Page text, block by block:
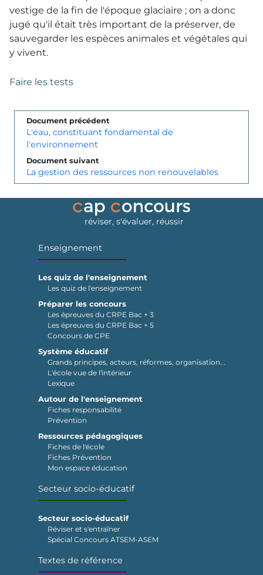
vestige de la fin de l'époque glaciaire ; on a donc
jugé qu'il était très important de la préserver, de
sauvegarder les espèces animales et végétales qui
y vivent.
Faire les tests
Document précédent
L'eau, constituant fondamental de
l'environnement
Document suivant
La gestion des ressources non renouvelables
réviser, s'évaluer, réussir
Enseignement
Les quiz de l'enseignement
Les quiz de l'enseignement
Préparer les concours
Les épreuves du CRPE Bac + 3
Les épreuves du CRPE Bac + 5
Concours de CPE
Système éducatif
Grands principes, acteurs, réformes, organisation...
L'école vue de l'intérieur
Lexique
Autour de l'enseignement
Fiches responsabilité
Prévention
Ressources pédagogiques
Fiches de l'école
Fiches Prévention
Mon espace éducation
Secteur socio-éducatif
Secteur socio-éducatif
Réviser et s'entraîner
Spécial Concours ATSEM-ASEM
Textes de référence